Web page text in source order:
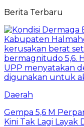
Berita Terbaru
Daerah
Gempa 5,6 M
Kini Tak Lagi Layak